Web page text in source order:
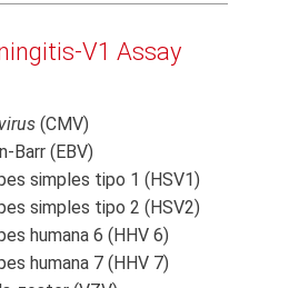
V1 Assay
(CMV)
Barr (EBV)
simples tipo 1 (HSV1)
simples tipo 2 (HSV2)
humana 6 (HHV 6)
humana 7 (HHV 7)